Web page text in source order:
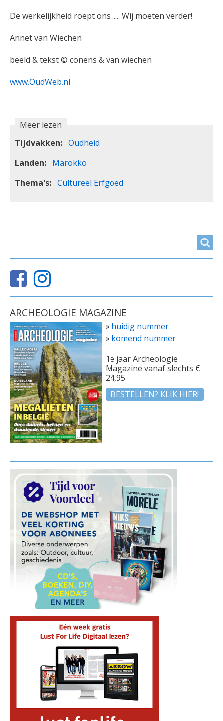
De werkelijkheid roept ons ..... Wij moeten verder!
Annet van Wiechen
beeld & tekst © conens & van wiechen
www.OudWeb.nl
Meer lezen
Tijdvakken
Oudheid
Landen
Marokko
Thema's
Cultureel Erfgoed
ZOEKVELD
ARCHEOLOGIE MAGAZINE
» huidig nummer
» komend nummer
1e jaar Archeologie
Magazine vanaf slechts €
24,95
BESTELLEN? KLIK HIER!